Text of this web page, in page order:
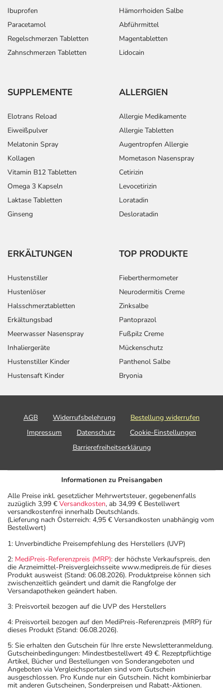
Ibuprofen
Paracetamol
Regelschmerzen Tabletten
Zahnschmerzen Tabletten
Hämorrhoiden Salbe
Abführmittel
Magentabletten
Lidocain
SUPPLEMENTE
Elotrans Reload
Eiweißpulver
Melatonin Spray
Kollagen
Vitamin B12 Tabletten
Omega 3 Kapseln
Laktase Tabletten
Ginseng
ALLERGIEN
Allergie Medikamente
Allergie Tabletten
Augentropfen Allergie
Mometason Nasenspray
Cetirizin
Levocetirizin
Loratadin
Desloratadin
ERKÄLTUNGEN
Hustenstiller
Hustenlöser
Halsschmerztabletten
Erkältungsbad
Meerwasser Nasenspray
Inhaliergeräte
Hustenstiller Kinder
Hustensaft Kinder
TOP PRODUKTE
Fieberthermometer
Neurodermitis Creme
Zinksalbe
Pantoprazol
Fußpilz Creme
Mückenschutz
Panthenol Salbe
Bryonia
AGB Widerrufsbelehrung
Bestellung widerrufen
Impressum
Datenschutz
Cookie-Einstellungen
Barrierefreiheitserklärung
Informationen zu Preisangaben
Alle Preise inkl. gesetzlicher Mehrwertsteuer, gegebenenfalls
zuzüglich 3,99 € Versandkosten, ab 34,99 € Bestellwert
versandkostenfrei innerhalb Deutschlands.
(Lieferung nach Österreich: 4,95 € Versandkosten unabhängig vom
Bestellwert)
1: Unverbindliche Preisempfehlung des Herstellers (UVP)
2: MediPreis-Referenzpreis (MRP): der höchste Verkaufspreis, den
die Arzneimittel-Preisvergleichsseite www.medipreis.de für dieses
Produkt ausweist (Stand: 06.08.2026). Produktpreise können sich
zwischenzeitlich geändert und damit die Rangfolge der
Versandapotheken geändert haben.
3: Preisvorteil bezogen auf die UVP des Herstellers
4: Preisvorteil bezogen auf den MediPreis-Referenzpreis (MRP) für
dieses Produkt (Stand: 06.08.2026).
5: Sie erhalten den Gutschein für Ihre erste Newsletteranmeldung.
Gutscheinbedingungen: Mindestbestellwert 49 €. Rezeptpflichtige
Artikel, Bücher und Bestellungen von Sonderangeboten und
Angeboten via Vergleichsportalen sind vom Gutschein
ausgeschlossen. Pro Kunde nur ein Gutschein. Nicht kombinierbar
mit anderen Gutscheinen, Sonderpreisen und Rabatt-Aktionen.